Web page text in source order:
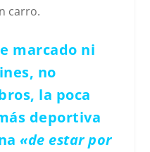
carro.
marcado ni
no
la poca
deportiva
«de estar por